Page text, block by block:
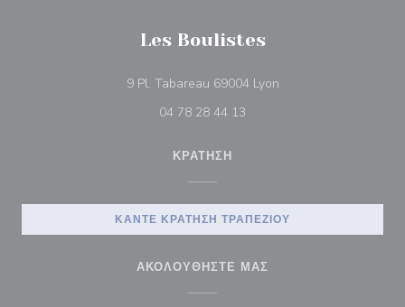
Les Boulistes
9 Pl. Tabareau 69004 Lyon((ανοίγει σε νέο
04 78 28 44 13
ΚΡΆΤΗΣΗ
ΚΆΝΤΕ ΚΡΆΤΗΣΗ ΤΡΑΠΕΖΙΟΎ
ΑΚΟΛΟΥΘΉΣΤΕ ΜΑΣ